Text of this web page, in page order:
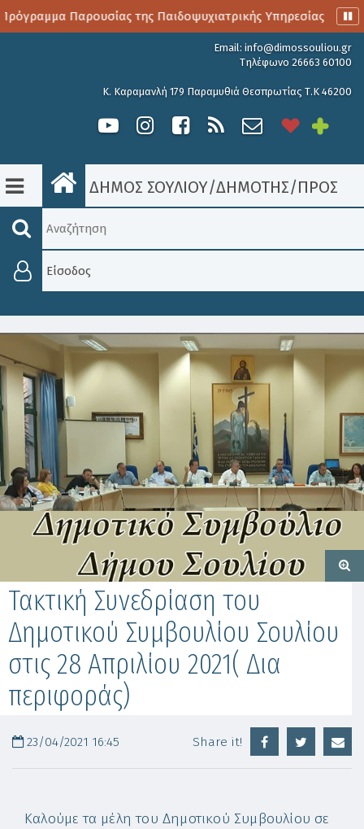
Παρουσίας της Παιδοψυχιατρικής Υπηρεσίας
Email: info@dimossouliou.gr
Τηλέφωνο 26663 60100
Κ. Καραμανλή 179 Παραμυθιά Θεσπρωτίας Τ.Κ 46200
ΔΗΜΟΣ ΣΟΥΛΙΟΥ/ΔΗΜΟΤΗΣ/
Είσοδος
Τακτική Συνεδρίαση του
Δημοτικού Συμβουλίου Σουλίου
στις 28 Απριλίου 2021( Δια
περιφοράς)
23/04/2021 16:45 Share it!
Καλούμε τα μέλη του Δημοτικού Συμβουλίου σε